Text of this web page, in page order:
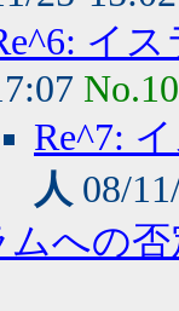
イ
Re^7:
人 08/
ムへの